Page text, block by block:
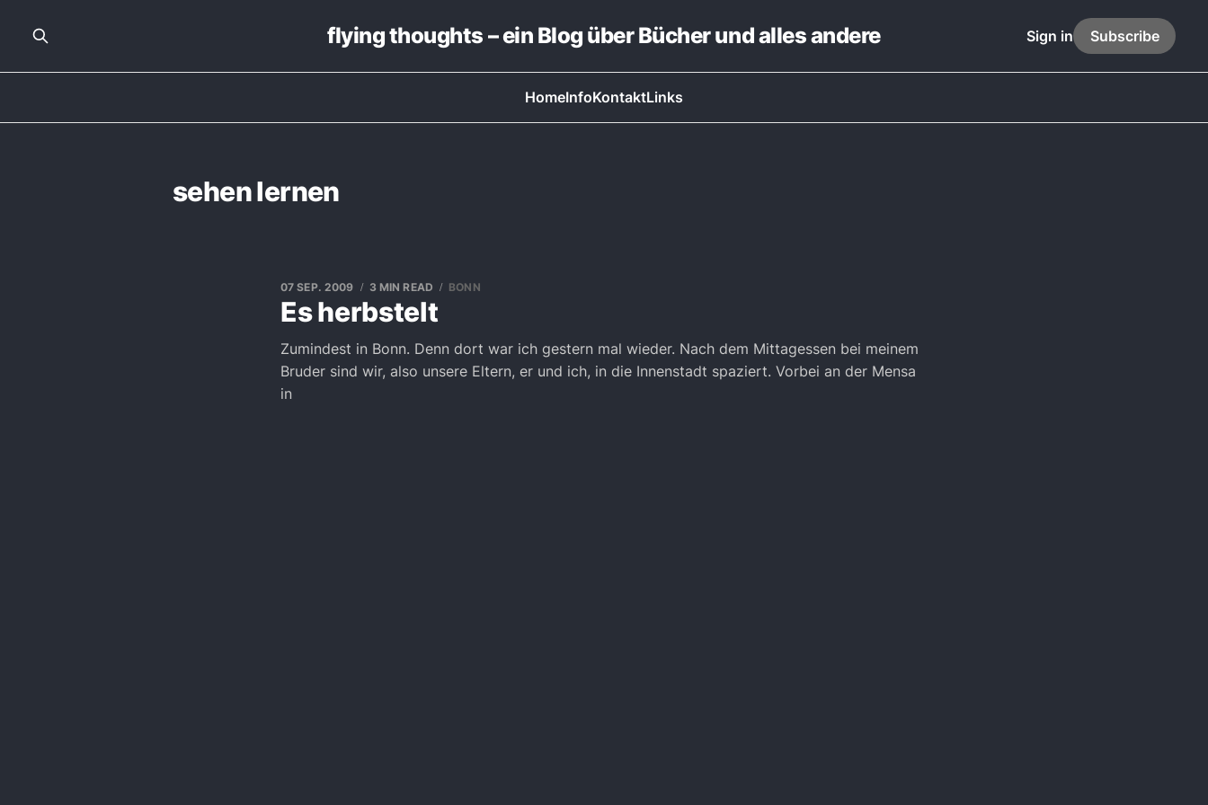
flying thoughts – ein Blog über Bücher und alles andere
HomeInfoKontaktLinks
Sign in Subscribe
sehen lernen
Es herbstelt
07 SEP. 2009 3 MIN READ BONN
Zumindest in Bonn. Denn dort war ich gestern mal wieder. Nach dem Mittagessen bei meinem
Bruder sind wir, also unsere Eltern, er und ich, in die Innenstadt spaziert. Vorbei an der Mensa
in